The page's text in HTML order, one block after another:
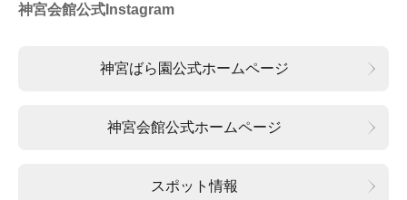
神宮会館公式Instagram
神宮ばら園公式ホームページ
神宮会館公式ホームページ
スポット情報